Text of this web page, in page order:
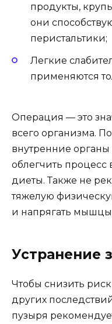
продукты,
они
перистальтики;
Легкие
применяются
Операция — это
всего организма.
внутренние
облегчить
диеты. Также не
тяжелую
и напрягать мышцы
Устранение
Чтобы снизить
других
пузыря